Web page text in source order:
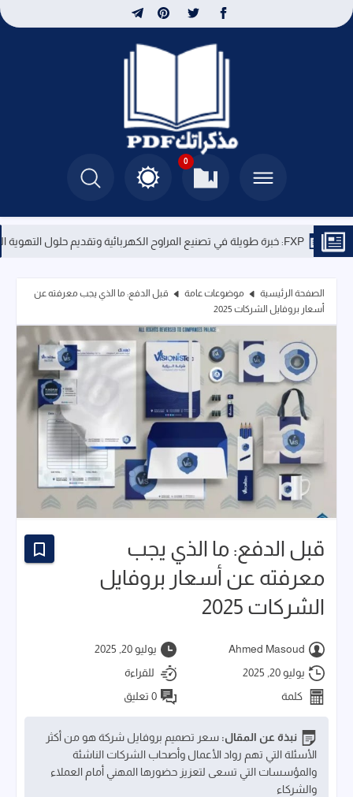
0
FXP: خبرة طويلة في تصنيع المراوح الكهربائية وتقديم حلول التهوية المتطورة
الصفحة الرئيسية موضوعات عامة
قبل الدفع: ما الذي يجب معرفته عن
أسعار بروفايل الشركات 2025
قبل الدفع: ما الذي يجب
معرفته عن أسعار بروفايل
الشركات 2025
Ahmed Masoud
يوليو 20, 2025
يوليو 20, 2025
للقراءة
كلمة
0 تعليق
نبذة عن المقال: سعر تصميم بروفايل شركة هو من أكثر
الأسئلة التي تهم رواد الأعمال وأصحاب الشركات الناشئة
والمؤسسات التي تسعى لتعزيز حضورها المهني أمام العملاء
والشركاء